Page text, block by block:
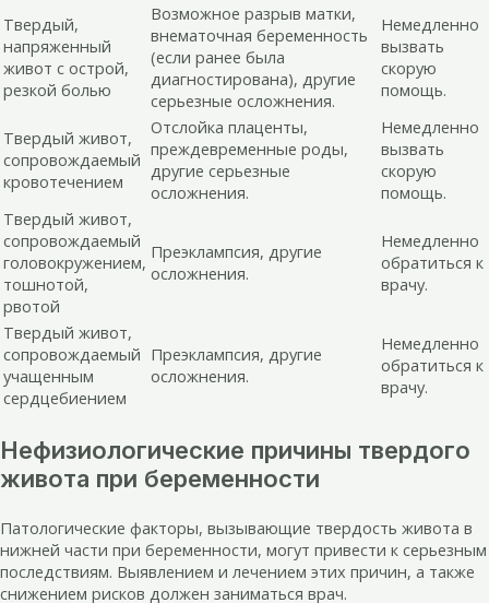
Твердый,
напряженный
живот с острой,
резкой болью
Возможное разрыв матки,
внематочная беременность
(если ранее была
диагностирована), другие
серьезные осложнения.
Немедленно
вызвать
скорую
помощь.
Твердый живот,
сопровождаемый
кровотечением
Отслойка плаценты,
преждевременные роды,
другие серьезные
осложнения.
Немедленно
вызвать
скорую
помощь.
Твердый живот,
сопровождаемый
головокружением,
тошнотой,
рвотой
Преэклампсия, другие
осложнения.
Немедленно
обратиться к
врачу.
Твердый живот,
сопровождаемый
учащенным
сердцебиением
Преэклампсия, другие
осложнения.
Немедленно
обратиться к
врачу.
Нефизиологические причины твердого
живота при беременности
Патологические факторы, вызывающие твердость живота в
нижней части при беременности, могут привести к серьезным
последствиям. Выявлением и лечением этих причин, а также
снижением рисков должен заниматься врач.